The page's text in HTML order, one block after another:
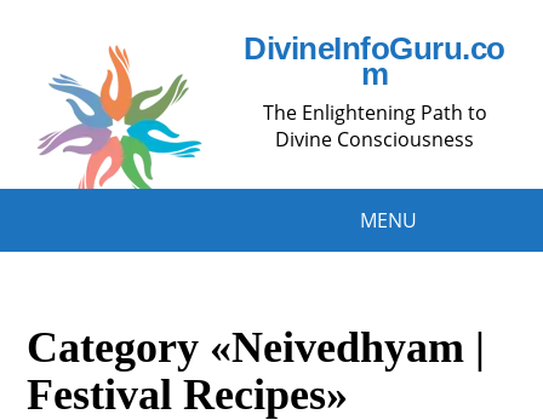
DivineInfoGuru.co
m
The Enlightening Path to
Divine Consciousness
MENU
Category «Neivedhyam |
Festival Recipes»